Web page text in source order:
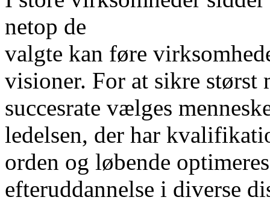
netop de
valgte kan føre
visioner. For at sikre størst
succesrate vælges
ledelsen, der har
orden og løbende
efteruddannelse i diverse